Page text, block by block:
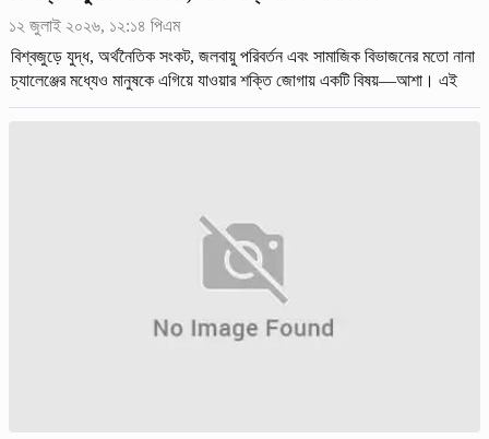
১২ জুলাই ২০২৬, ১২:১৪ পিএম
বিশ্বজুড়ে যুদ্ধ, অর্থনৈতিক সংকট, জলবায়ু পরিবর্তন এবং সামাজিক বিভাজনের মতো নানা
চ্যালেঞ্জের মধ্যেও মানুষকে এগিয়ে যাওয়ার শক্তি জোগায় একটি বিষয়—আশা। এই
বার্তা ছড়িয়ে দিতেই প্রতি বছর ১২ জুলাই পালিত হয়